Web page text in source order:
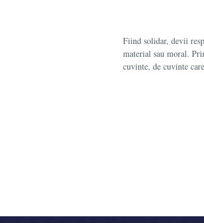
Fiind solidar, devii
material sau moral.
cuvin­te, de cuvinte